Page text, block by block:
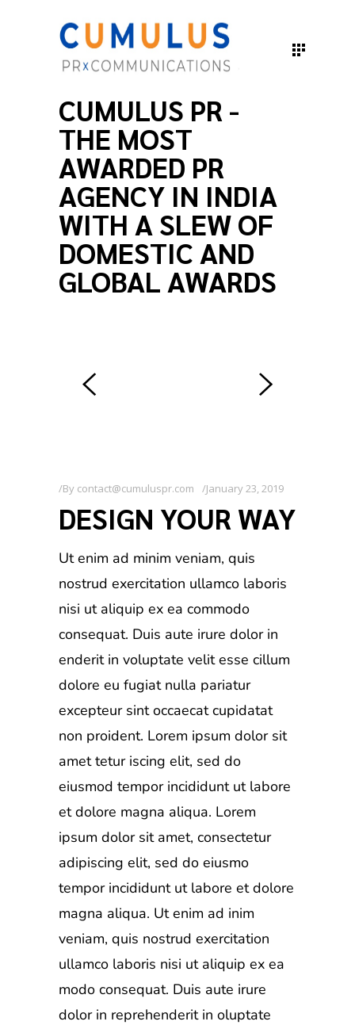
CUMULUS PR -
THE MOST
AWARDED PR
AGENCY IN INDIA
WITH A SLEW OF
DOMESTIC AND
GLOBAL AWARDS
By contact@cumuluspr.com January 23, 2019
DESIGN YOUR WAY
Ut enim ad minim veniam, quis
nostrud exercitation ullamco laboris
nisi ut aliquip ex ea commodo
consequat. Duis aute irure dolor in
enderit in voluptate velit esse cillum
dolore eu fugiat nulla pariatur
excepteur sint occaecat cupidatat
non proident. Lorem ipsum dolor sit
amet tetur iscing elit, sed do
eiusmod tempor incididunt ut labore
et dolore magna aliqua. Lorem
ipsum dolor sit amet, consectetur
adipiscing elit, sed do eiusmo
tempor incididunt ut labore et dolore
magna aliqua. Ut enim ad inim
veniam, quis nostrud exercitation
ullamco laboris nisi ut aliquip ex ea
modo consequat. Duis aute irure
dolor in reprehenderit in oluptate